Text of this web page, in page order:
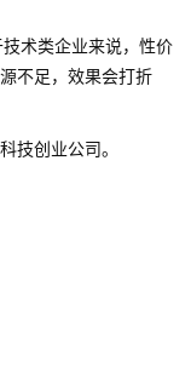
术类企业来说，性价
不足，效果会打折
技创业公司。